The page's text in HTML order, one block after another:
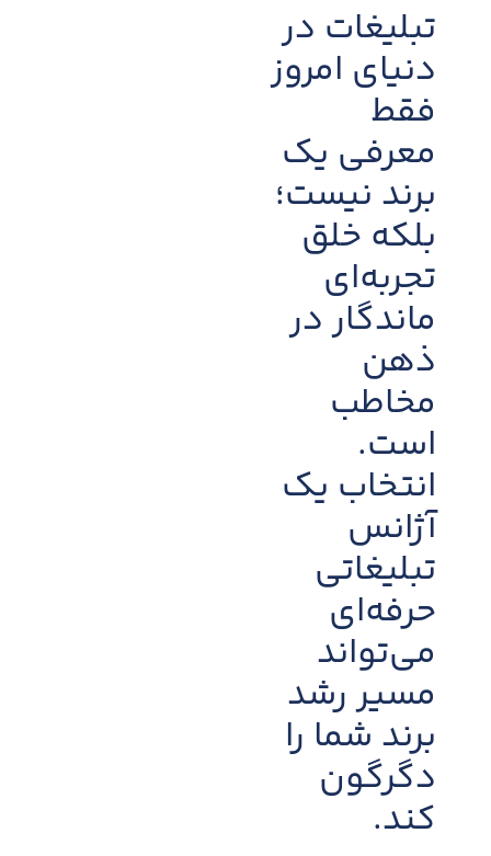
تبلیغات در
دنیای امروز
فقط
معرفی یک
برند نیست؛
بلکه خلق
تجربه‌ای
ماندگار در
ذهن
مخاطب
است.
انتخاب یک
آژانس
تبلیغاتی
حرفه‌ای
می‌تواند
مسیر رشد
برند شما را
دگرگون
کند.